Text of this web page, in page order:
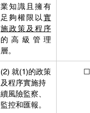
業知識且擁有
足夠權限以 實
施政策及程序
的高級管理
層。
(2) 就(1)的政策
及程序實施持
續風險監察、
監控和匯報。
           ☐